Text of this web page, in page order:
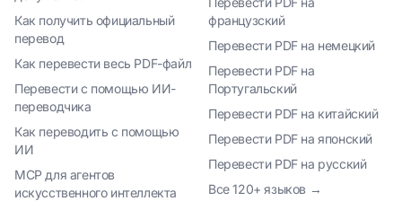
Как получить официальный
перевод
Как перевести весь PDF-файл
Перевести с помощью ИИ-
переводчика
Как переводить с помощью
ИИ
MCP для агентов
искусственного интеллекта
французский
Перевести PDF на немецкий
Перевести PDF на
Португальский
Перевести PDF на китайский
Перевести PDF на японский
Перевести PDF на русский
Все 120+ языков →